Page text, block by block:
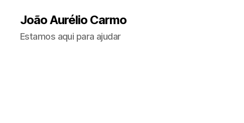
João Aurélio Carmo
Estamos aqui para ajudar